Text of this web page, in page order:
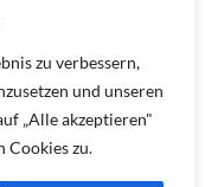
zu verbessern,
und unseren
„Alle akzeptieren"
Cookies zu.